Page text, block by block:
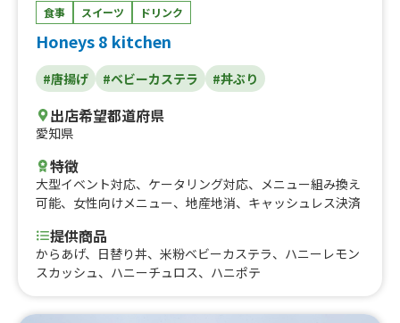
食事 スイーツ ドリンク
Honeys 8 kitchen
#唐揚げ #ベビーカステラ #丼ぶり
出店希望都道府県
愛知県
特徴
大型イベント対応、 ケータリング対応、 メニュー組み換え
可能、 女性向けメニュー、 地産地消、 キャッシュレス決済
提供商品
からあげ、日替り丼、米粉ベビーカステラ、ハニーレモン
スカッシュ、ハニーチュロス、ハニポテ